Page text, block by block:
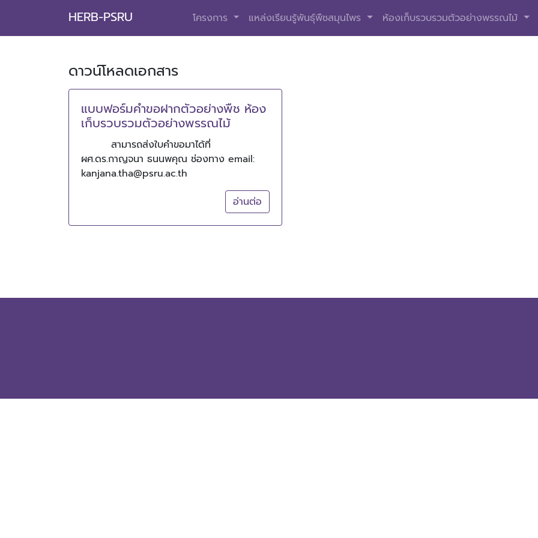
HERB-PSRU โครงการ แหล่งเรียนรู้พันธุ์พืชสมุนไพร ห้องเก็บรวบรวมตัวอย่างพรรณไม้
ดาวน์โหลดเอกสาร
แบบฟอร์มคำขอฝากตัวอย่างพืช ห้อง
เก็บรวบรวมตัวอย่างพรรณไม้
สามารถส่งใบคำขอมาได้ที่
ผศ.ดร.กาญจนา ธนนพคุณ ช่องทาง email:
kanjana.tha@psru.ac.th
อ่านต่อ